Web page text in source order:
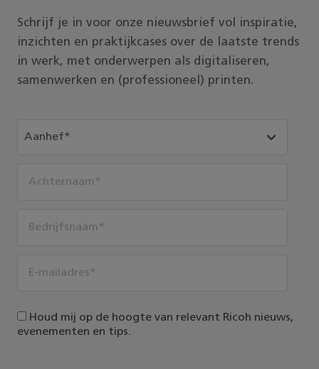
Schrijf je in voor onze nieuwsbrief vol inspiratie,
inzichten en praktijkcases over de laatste trends
in werk, met onderwerpen als digitaliseren,
samenwerken en (professioneel) printen.
Houd mij op de hoogte van relevant Ricoh nieuws,
evenementen en tips.